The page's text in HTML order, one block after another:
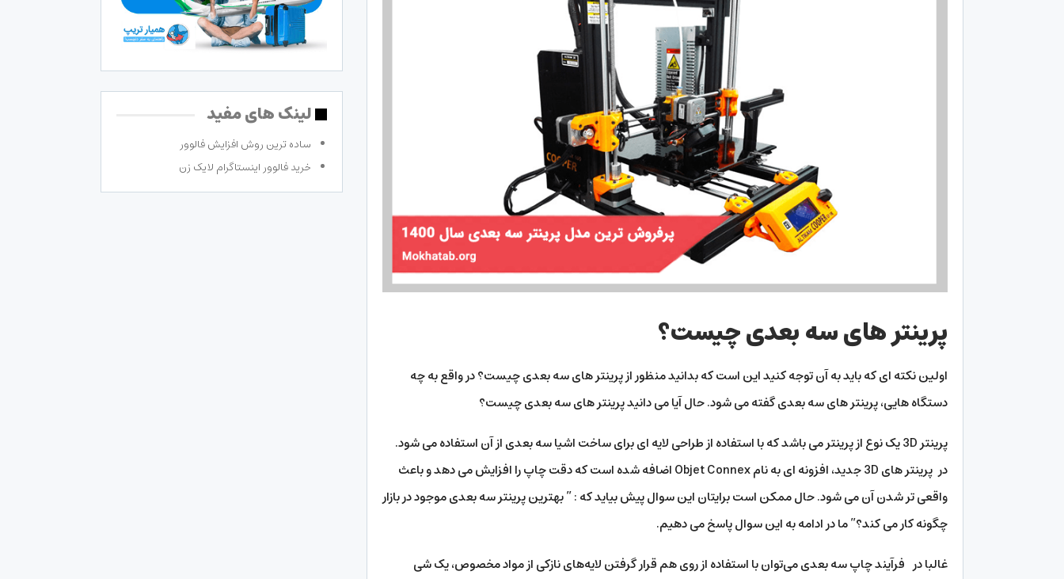
پرینتر های سه بعدی چیست؟
اولین نکته ای که باید به آن توجه کنید این است که بدانید منظور از پرینتر های سه بعدی چیست؟ در واقع به چه
دستگاه هایی، پرینتر های سه بعدی گفته می شود. حال آیا می دانید پرینتر های سه بعدی چیست؟
پرینتر 3D یک نوع از پرینتر می باشد که با استفاده از طراحی لایه ای برای ساخت اشیا سه بعدی از آن استفاده می شود.
در پرینتر های 3D جدید، افزونه ای به نام Objet Connex اضافه شده است که دقت چاپ را افزایش می دهد و باعث
واقعی تر شدن آن می شود. حال ممکن است برایتان این سوال پیش بیاید که : ” بهترین پرینتر سه بعدی موجود در بازار
چگونه کار می کند؟” ما در ادامه به این سوال پاسخ می دهیم.
غالبا در فرآیند چاپ سه بعدی می‌توان با استفاده از روی هم قرار گرفتن لایه‌های نازکی از مواد مخصوص، یک شی
لینک های مفید
ساده ترین روش افزایش فالوور
خرید فالوور اینستاگرام لایک زن